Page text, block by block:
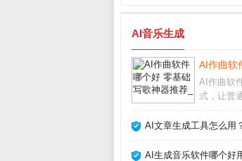
AI音乐生成
AI作曲软
AI作曲软
式，让普
还是资深
用大多数
AI文章生成工具怎么用
AI生成音乐软件哪个好